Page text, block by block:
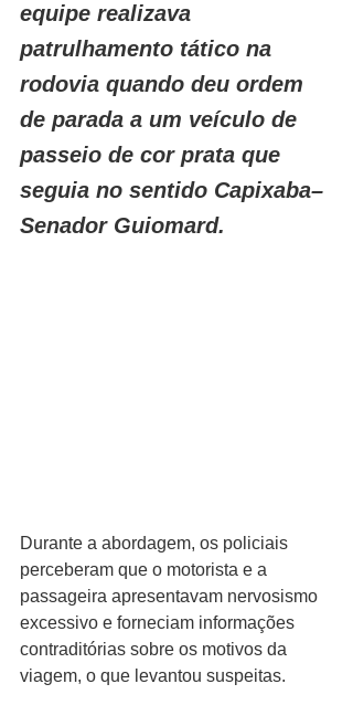
equipe realizava
patrulhamento tático na
rodovia quando deu ordem
de parada a um veículo de
passeio de cor prata que
seguia no sentido Capixaba–
Senador Guiomard.
Durante a abordagem, os policiais
perceberam que o motorista e a
passageira apresentavam nervosismo
excessivo e forneciam informações
contraditórias sobre os motivos da
viagem, o que levantou suspeitas.